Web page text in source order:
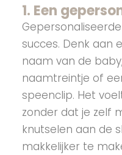
1. Een
succes. Denk aan
naam van de
naamtreintje of
speenclip. Het
zonder dat je zelf
knutselen aan de
makkelijker te